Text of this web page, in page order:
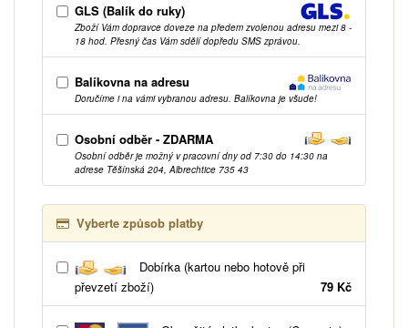
GLS (Balík do ruky)
Zboží Vám dopravce doveze na předem zvolenou adresu mezi 8 -
18 hod. Přesný čas Vám sdělí dopředu SMS zprávou.
Balíkovna na adresu
Doručíme i na vámi vybranou adresu. Balíkovna je všude!
Osobní odběr - ZDARMA
Osobní odběr je možný v pracovní dny od 7:30 do 14:30 na
adrese Těšínská 204, Albrechtice 735 43
Vyberte způsob platby
Dobírka (kartou nebo hotově při
převzetí zboží)
79 Kč